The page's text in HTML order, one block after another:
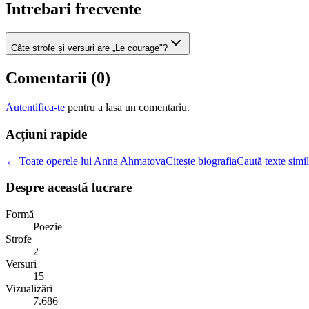
Intrebari frecvente
Câte strofe și versuri are „Le courage"?
Comentarii (0)
Autentifica-te pentru a lasa un comentariu.
Acțiuni rapide
← Toate operele lui Anna AhmatovaCitește biografiaCaută texte
Despre această lucrare
Formă
Poezie
Strofe
2
Versuri
15
Vizualizări
7.686